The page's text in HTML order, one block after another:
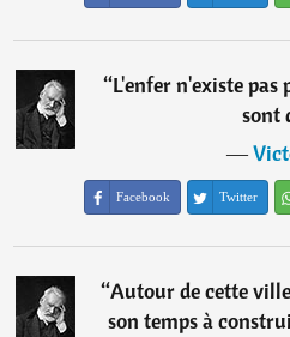
“L'enfer n'existe
sont
―
Facebook Twitter
“Autour de cette
son temps à